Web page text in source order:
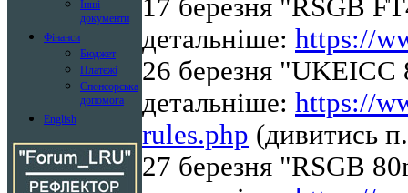
Інші
документи
Фінанси
Бюджет
Платежі
Спонсорська
допомога
English
17 березня "RSGB
детальніше: https://
26 березня "UKEICC
детальніше: https://
rules.php (дивитись
27 березня "RSGB